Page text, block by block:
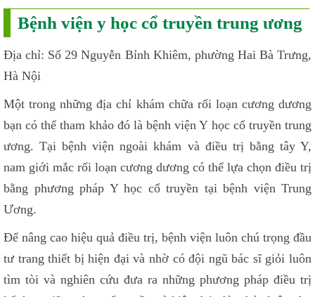
Bệnh viện y học cổ truyền trung ương
Địa chỉ: Số 29 Nguyễn Bỉnh Khiêm, phường Hai Bà Trưng,
Hà Nội
Một trong những địa chỉ khám chữa rối loạn cương dương
bạn có thể tham khảo đó là bệnh viện Y học cổ truyền trung
ương. Tại bệnh viện ngoài khám và điều trị bằng tây Y,
nam giới mắc rối loạn cương dương có thể lựa chọn điều trị
bằng phương pháp Y học cổ truyền tại bệnh viện Trung
Ương.
Để nâng cao hiệu quả điều trị, bệnh viện luôn chú trọng đầu
tư trang thiết bị hiện đại và nhờ có đội ngũ bác sĩ giỏi luôn
tìm tòi và nghiên cứu đưa ra những phương pháp điều trị